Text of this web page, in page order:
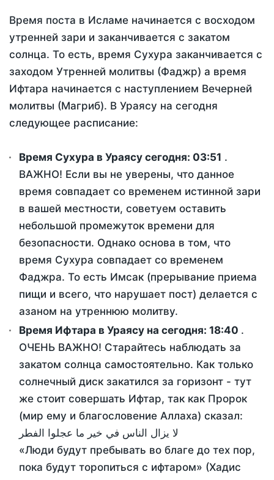
Время поста в Исламе начинается с восходом
утренней зари и заканчивается с закатом
солнца. То есть, время Сухура заканчивается с
заходом Утренней молитвы (Фаджр) а время
Ифтара начинается с наступлением Вечерней
молитвы (Магриб). В Ураясу на сегодня
следующее расписание:
Время Сухура в Ураясу сегодня: 03:51 .
ВАЖНО! Если вы не уверены, что данное
время совпадает со временем истинной зари
в вашей местности, советуем оставить
небольшой промежуток времени для
безопасности. Однако основа в том, что
время Сухура совпадает со временем
Фаджра. То есть Имсак (прерывание приема
пищи и всего, что нарушает пост) делается с
азаном на утреннюю молитву.
Время Ифтара в Ураясу на сегодня: 18:40 .
ОЧЕНЬ ВАЖНО! Старайтесь наблюдать за
закатом солнца самостоятельно. Как только
солнечный диск закатился за горизонт - тут
же стоит совершать Ифтар, так как Пророк
(мир ему и благословение Аллаха) сказал:
لا يزال الناس في خير ما عجلوا الفطر
«Люди будут пребывать во благе до тех пор,
пока будут торопиться с ифтаром» (Хадис